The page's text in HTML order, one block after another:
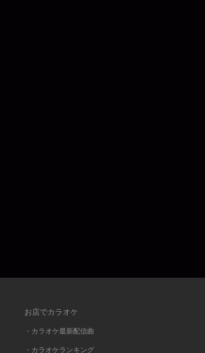
お店でカラオケ
・カラオケ最新配信曲
・カラオケランキング